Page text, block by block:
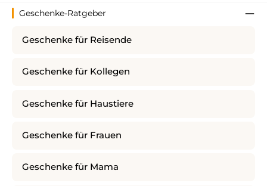
Geschenke-Ratgeber
Geschenke für Reisende
Geschenke für Kollegen
Geschenke für Haustiere
Geschenke für Frauen
Geschenke für Mama